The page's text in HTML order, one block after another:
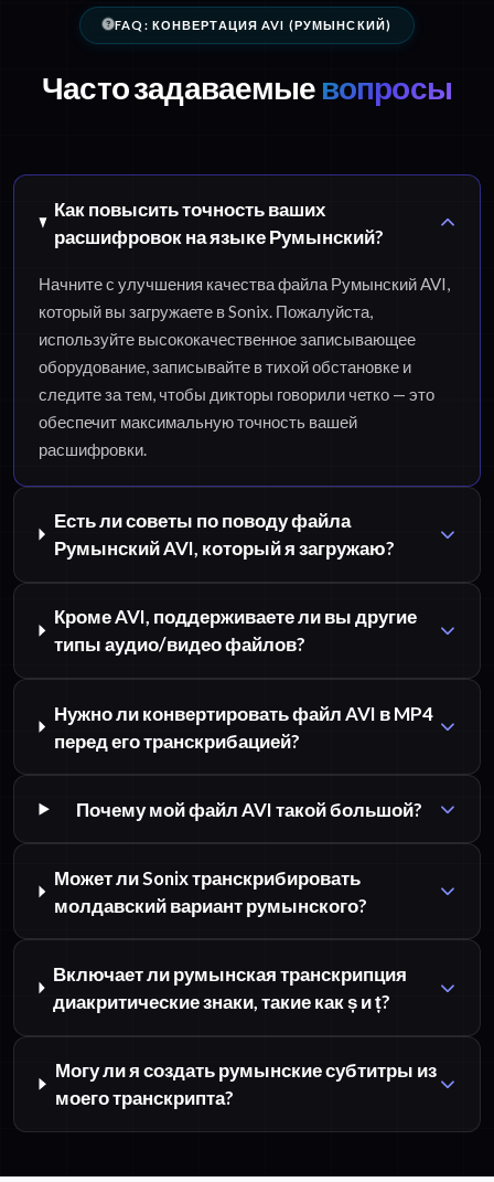
FAQ: КОНВЕРТАЦИЯ AVI (РУМЫНСКИЙ)
Часто задаваемые вопросы
Как повысить точность ваших
расшифровок на языке Румынский?
Начните с улучшения качества файла Румынский AVI,
который вы загружаете в Sonix. Пожалуйста,
используйте высококачественное записывающее
оборудование, записывайте в тихой обстановке и
следите за тем, чтобы дикторы говорили четко — это
обеспечит максимальную точность вашей
расшифровки.
Есть ли советы по поводу файла
Румынский AVI, который я загружаю?
Кроме AVI, поддерживаете ли вы другие
типы аудио/видео файлов?
Нужно ли конвертировать файл AVI в MP4
перед его транскрибацией?
Почему мой файл AVI такой большой?
Может ли Sonix транскрибировать
молдавский вариант румынского?
Включает ли румынская транскрипция
диакритические знаки, такие как ș и ț?
Могу ли я создать румынские субтитры из
моего транскрипта?